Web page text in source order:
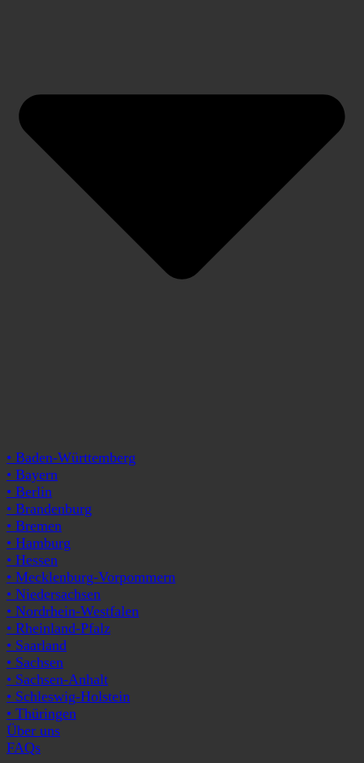
• Baden-Württemberg
• Bayern
• Berlin
• Brandenburg
• Bremen
• Hamburg
• Hessen
• Mecklenburg-Vorpommern
• Niedersachsen
• Nordrhein-Westfalen
• Rheinland-Pfalz
• Saarland
• Sachsen
• Sachsen-Anhalt
• Schleswig-Holstein
• Thüringen
Über uns
FAQs